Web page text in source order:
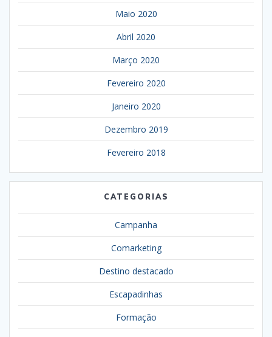
Maio 2020
Abril 2020
Março 2020
Fevereiro 2020
Janeiro 2020
Dezembro 2019
Fevereiro 2018
CATEGORIAS
Campanha
Comarketing
Destino destacado
Escapadinhas
Formação